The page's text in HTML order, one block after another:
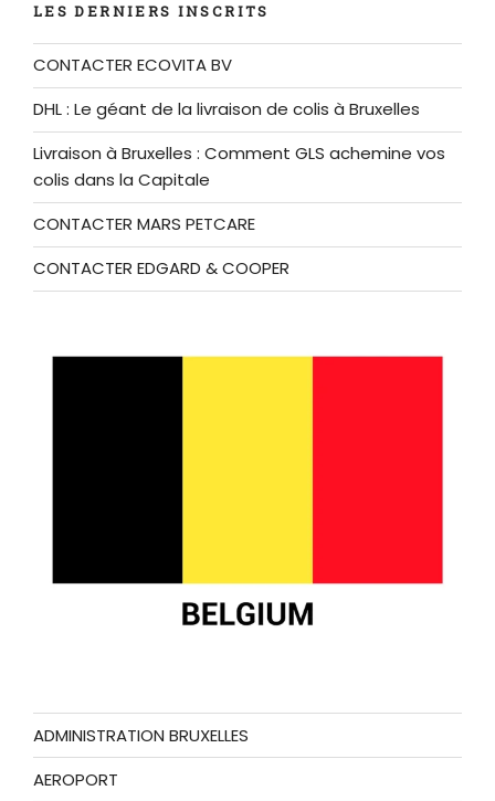
LES DERNIERS INSCRITS
CONTACTER ECOVITA BV
DHL : Le géant de la livraison de colis à Bruxelles
Livraison à Bruxelles : Comment GLS achemine vos
colis dans la Capitale
CONTACTER MARS PETCARE
CONTACTER EDGARD & COOPER
ADMINISTRATION BRUXELLES
AEROPORT